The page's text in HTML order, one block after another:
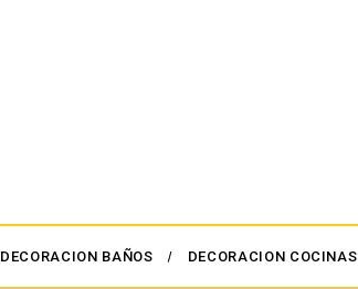
DECORACION BAÑOS DECORACION COCINAS